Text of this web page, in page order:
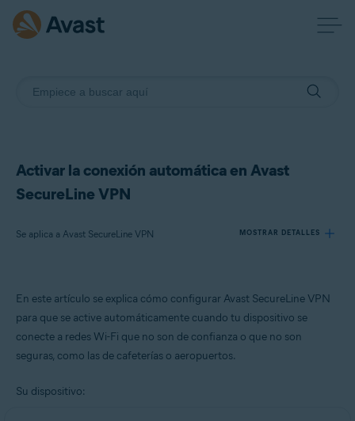
Activar la conexión automática en Avast
SecureLine VPN
Se aplica a Avast SecureLine VPN MOSTRAR DETALLES
Productos:
Avast SecureLine VPN
En este artículo se explica cómo configurar Avast SecureLine VPN
para que se active automáticamente cuando tu dispositivo se
conecte a redes Wi-Fi que no son de confianza o que no son
seguras, como las de cafeterías o aeropuertos.
Su dispositivo: